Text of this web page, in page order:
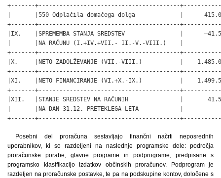
+-------+-----------------------------------------
|       |550 Odplačila domačega dolga             |
+-------+-----------------------------------------
|IX.    |SPREMEMBA STANJA SREDSTEV                |
|       |NA RAČUNU (I.+IV.+VII.- II.-V.-VIII.)    |
+-------+-----------------------------------------
|X.     |NETO ZADOLŽEVANJE (VII.-VIII.)           |
+-------+-----------------------------------------
|XI.    |NETO FINANCIRANJE (VI.+X.-IX.)           |
+-------+-----------------------------------------
|XII.   |STANJE SREDSTEV NA RAČUNIH               |
|       |NA DAN 31.12. PRETEKLEGA LETA            |
+-------+-----------------------------------------
Posebni del proračuna sestavljajo finančni načrti neposrednih
uporabnikov, ki so razdeljeni na naslednje programske dele: področja
proračunske porabe, glavne programe in podprograme, predpisane s
programsko klasifikacijo izdatkov občinskih proračunov. Podprogram je
razdeljen na proračunske postavke, te pa na podskupine kontov, določene s